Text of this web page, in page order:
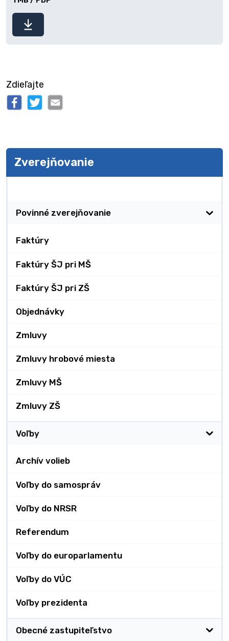
súbor
Zdieľajte
Zverejňovanie
Povinné zverejňovanie
Faktúry
Faktúry ŠJ pri MŠ
Faktúry ŠJ pri ZŠ
Objednávky
Zmluvy
Zmluvy hrobové miesta
Zmluvy MŠ
Zmluvy ZŠ
Voľby
Archív volieb
Voľby do samospráv
Voľby do NRSR
Referendum
Voľby do europarlamentu
Voľby do VÚC
Voľby prezidenta
Obecné zastupiteľstvo